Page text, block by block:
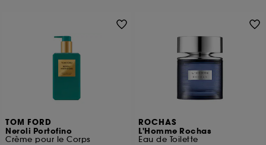
TOM FORD
Neroli Portofino
Crème pour le Corps
ROCHAS
L'Homme Rochas
Eau de Toilette